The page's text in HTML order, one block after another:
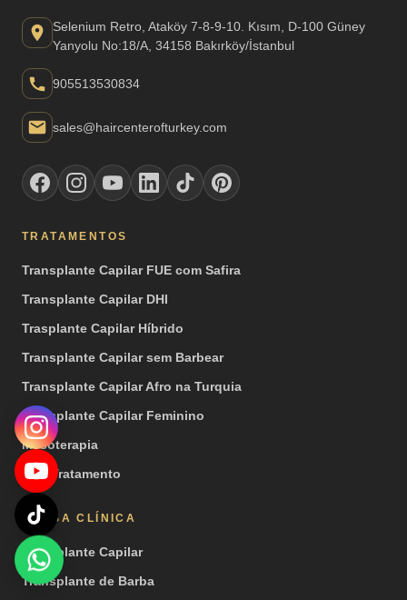
Selenium Retro, Ataköy 7-8-9-10. Kısım, D-100 Güney
Yanyolu No:18/A, 34158 Bakırköy/İstanbul
905513530834
sales@haircenterofturkey.com
TRATAMENTOS
Transplante Capilar FUE com Safira
Transplante Capilar DHI
Trasplante Capilar Híbrido
Transplante Capilar sem Barbear
Transplante Capilar Afro na Turquia
Transplante Capilar Feminino
Mesoterapia
PRP Tratamento
NOSSA CLÍNICA
Transplante Capilar
Transplante de Barba